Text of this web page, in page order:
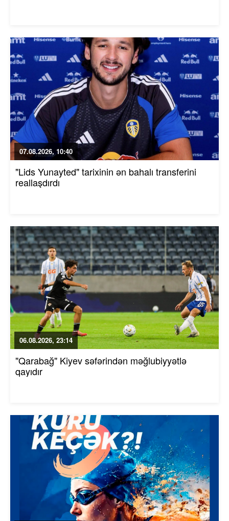
07.08.2026, 10:40
"Lids Yunayted" tarixinin ən bahalı transferini
reallaşdırdı
06.08.2026, 23:14
"Qarabağ" Kiyev səfərindən məğlubiyyətlə
qayıdır